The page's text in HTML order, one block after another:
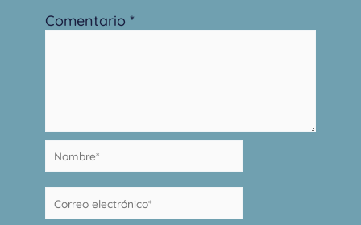
Comentario *
Nombre*
Correo
electrónico*